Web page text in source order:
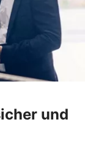
und